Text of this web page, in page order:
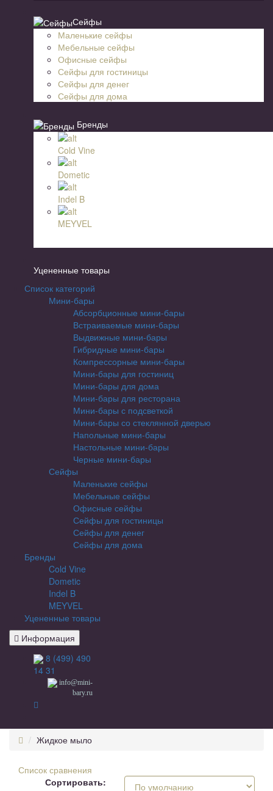
Сейфы
Маленькие сейфы
Мебельные сейфы
Офисные сейфы
Сейфы для гостиницы
Сейфы для денег
Сейфы для дома
Бренды
Cold Vine
Dometic
Indel B
MEYVEL
Уцененные товары
Список категорий
Мини-бары
Абсорбционные мини-бары
Встраиваемые мини-бары
Выдвижные мини-бары
Гибридные мини-бары
Компрессорные мини-бары
Мини-бары для гостиниц
Мини-бары для дома
Мини-бары для ресторана
Мини-бары с подсветкой
Мини-бары со стеклянной дверью
Напольные мини-бары
Настольные мини-бары
Черные мини-бары
Сейфы
Маленькие сейфы
Мебельные сейфы
Офисные сейфы
Сейфы для гостиницы
Сейфы для денег
Сейфы для дома
Бренды
Cold Vine
Dometic
Indel B
MEYVEL
Уцененные товары
Информация
8 (499) 490
14 31
info@mini-
bary.ru
Жидкое мыло
Список сравнения
Сортировать: